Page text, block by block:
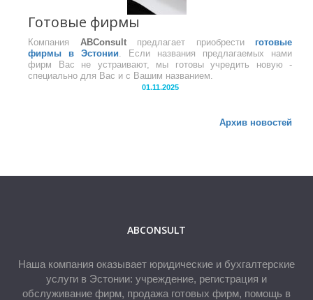
Готовые фирмы
Компания ABConsultпредлагает приобрести готовые
фирмы в Эстонии . Если названия предлагаемых нами
фирм Вас не устраивают, мы готовы учредить новую -
специально для Вас и с Вашим названием.
01.11.2025
Архив новостей
ABCONSULT
Наша компания оказывает юридические и бухгалтерские
услуги в Эстонии: учреждение, регистрация и
обслуживание фирм, продажа готовых фирм, помощь в